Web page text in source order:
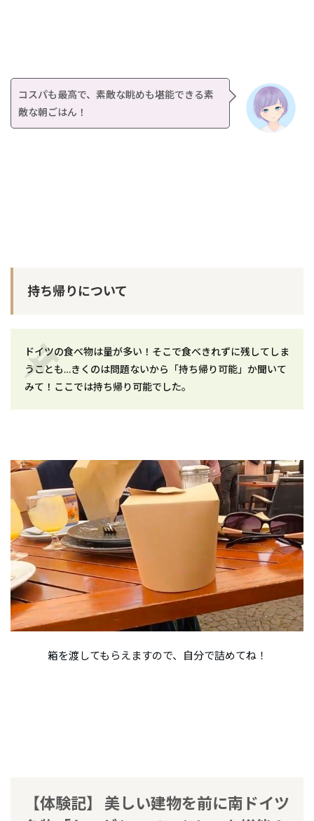
コスパも最高で、素敵な眺めも堪能できる素
敵な朝ごはん！
持ち帰りについて
ドイツの食べ物は量が多い！そこで食べきれずに残してしま
うことも…きくのは問題ないから「持ち帰り可能」か聞いて
みて！ここでは持ち帰り可能でした。
箱を渡してもらえますので、自分で詰めてね！
【体験記】 美しい建物を前に南ドイツ